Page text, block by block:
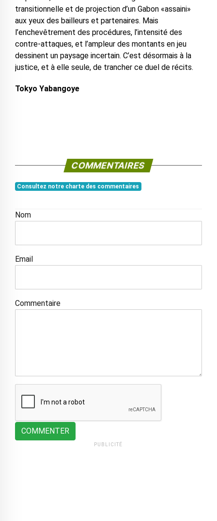
transitionnelle et de projection d’un Gabon «assaini»
aux yeux des bailleurs et partenaires. Mais
l’enchevêtrement des procédures, l’intensité des
contre-attaques, et l’ampleur des montants en jeu
dessinent un paysage incertain. C’est désormais à la
justice, et à elle seule, de trancher ce duel de récits.
Tokyo Yabangoye
COMMENTAIRES
Consultez notre charte des commentaires
Nom
Email
Commentaire
COMMENTER
PUBLICITÉ